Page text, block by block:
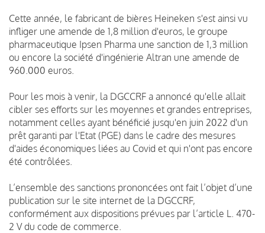
Cette année, le fabricant de bières Heineken s'est ainsi vu
infliger une amende de 1,8 million d'euros, le groupe
pharmaceutique Ipsen Pharma une sanction de 1,3 million
ou encore la société d'ingénierie Altran une amende de
960.000 euros.
Pour les mois à venir, la DGCCRF a annoncé qu'elle allait
cibler ses efforts sur les moyennes et grandes entreprises,
notamment celles ayant bénéficié jusqu'en juin 2022 d'un
prêt garanti par l'Etat (PGE) dans le cadre des mesures
d'aides économiques liées au Covid et qui n'ont pas encore
été contrôlées.
L’ensemble des sanctions prononcées ont fait l’objet d’une
publication sur le site internet de la DGCCRF,
conformément aux dispositions prévues par l’article L. 470-
2 V du code de commerce.